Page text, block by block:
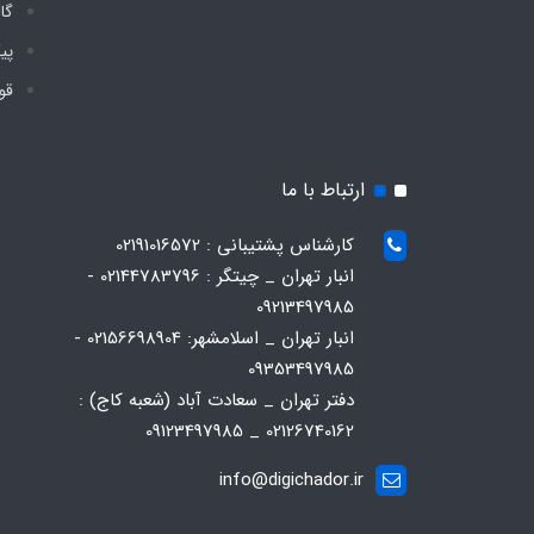
ارتباط با ما
کارشناس پشتیبانی : 02191016572
انبار تهران _ چیتگر : 02144783796 -
09213497985
انبار تهران _ اسلامشهر: 02156698904 -
09353497985
دفتر تهران _ سعادت آباد (شعبه کاج) :
02126740162 _ 09123497985
info@digichador.ir